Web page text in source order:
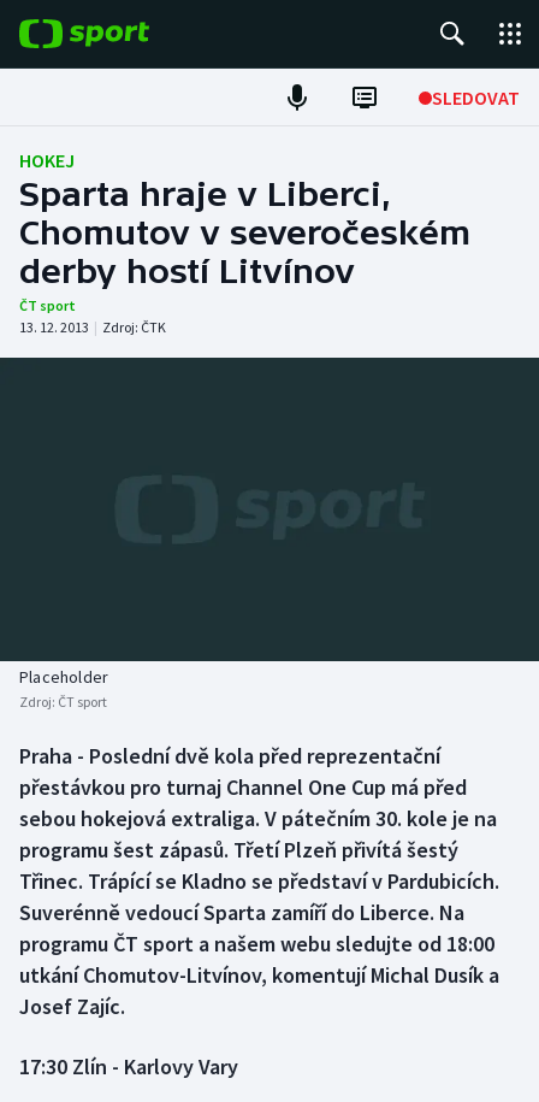
SLEDOVAT
Fotbal
Hokej
Tenis
Atletika
Biatlon
Box
Curling
Dostihy
Florbal
Futsal
Golf
Aplikace ČT sport
HOKEJ
Sparta hraje v Liberci,
Chomutov v severočeském
derby hostí Litvínov
ČT sport
13. 12. 2013 | Zdroj: ČTK
Placeholder
Zdroj: ČT sport
Praha - Poslední dvě kola před reprezentační
přestávkou pro turnaj Channel One Cup má před
sebou hokejová extraliga. V pátečním 30. kole je na
programu šest zápasů. Třetí Plzeň přivítá šestý
Třinec. Trápící se Kladno se představí v Pardubicích.
Suverénně vedoucí Sparta zamíří do Liberce. Na
programu ČT sport a našem webu sledujte od 18:00
utkání Chomutov-Litvínov, komentují Michal Dusík a
Josef Zajíc.
17:30 Zlín - Karlovy Vary